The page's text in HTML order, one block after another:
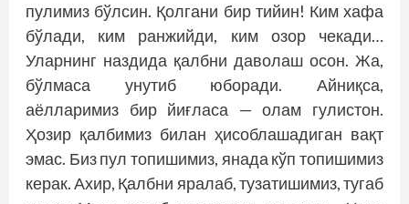
пулимиз бўлсин. Қолгани бир тийин! Ким хафа
бўлади, ким ранжийди, ким озор чекади…
Уларнинг наздида қалбни даволаш осон. Жа,
бўлмаса унутиб юборади. Айниқса,
аёлларимиз бир йиғласа — олам гулистон.
Ҳозир қалбимиз билан ҳисоблашадиган вақт
эмас. Биз пул топишимиз, янада кўп топишимиз
керак. Ахир, Қалбни яралаб, тузатишимиз, тугаб